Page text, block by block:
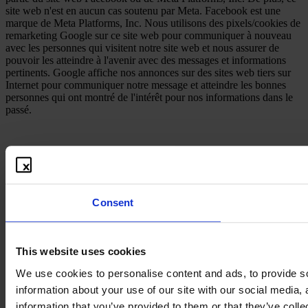
Consent
This website uses cookies
We use cookies to personalise content and ads, to provide
information about your use of our site with our social
site web n'est en aucun cas soutenu par Meta. Facebook est une
marque de Meta Platforms, Inc. Nous utilisons des pixels/cookies de
remarketing Google sur ce site web pour communiquer à nouveau
avec les personnes qui visitent notre site web et nous assurer de
pouvoir les atteindre à l'avenir avec des messages et informations
pertinents. Google affiche nos annonces sur des sites web tiers sur
Internet pour communiquer notre message et atteindre les bonnes
personnes qui ont montré de l'intérêt pour nos informations dans le
passé.